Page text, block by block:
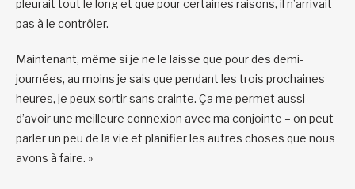
pleurait tout le long et que pour certaines raisons, il n’arrivait
pas à le contrôler.
Maintenant, même si je ne le laisse que pour des demi-
journées, au moins je sais que pendant les trois prochaines
heures, je peux sortir sans crainte. Ça me permet aussi
d’avoir une meilleure connexion avec ma conjointe – on peut
parler un peu de la vie et planifier les autres choses que nous
avons à faire. »